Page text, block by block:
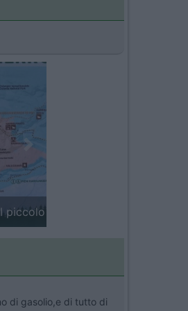
Next
di gasolio,e di tutto di